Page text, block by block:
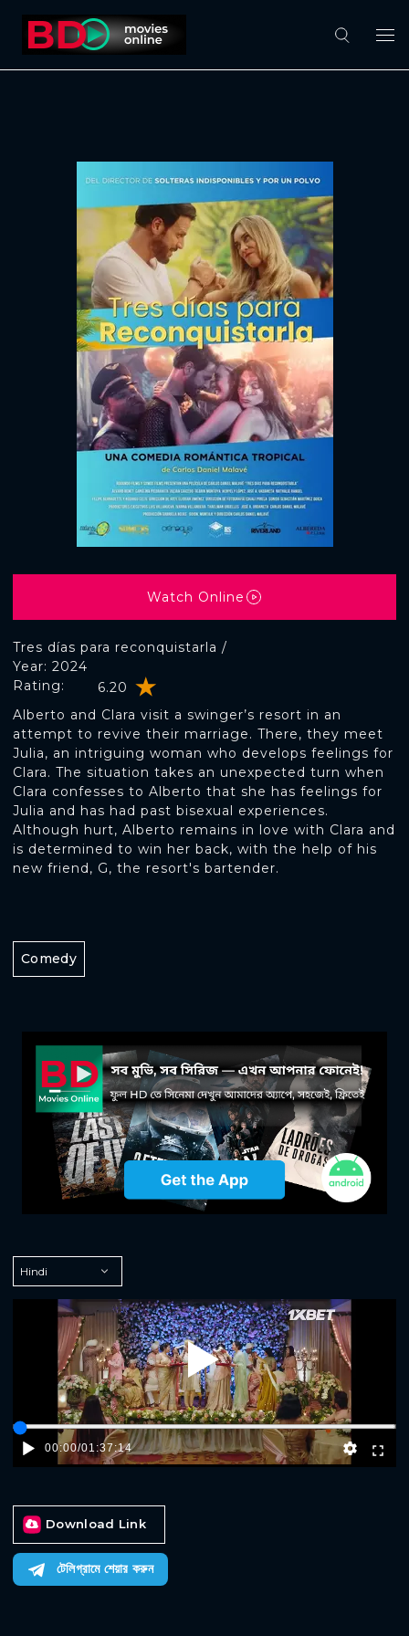
Tres días para reconquistarla /
Rating: 6.20
Year: 2024
Alberto and Clara visit a swinger’s resort in an
attempt to revive their marriage. There, they meet
Julia, an intriguing woman who develops feelings for
Clara. The situation takes an unexpected turn when
Clara confesses to Alberto that she has feelings for
Julia and has had past bisexual experiences.
Although hurt, Alberto remains in love with Clara and
is determined to win her back, with the help of his
new friend, G, the resort's bartender.
Watch Online
Comedy
Play
00:00/01:37:14
Download Link
টেলিগ্রামে শেয়ার করুন